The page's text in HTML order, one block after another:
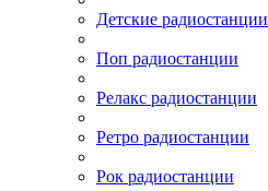
Детские радиостанции
Поп радиостанции
Релакс радиостанции
Ретро радиостанции
Рок радиостанции